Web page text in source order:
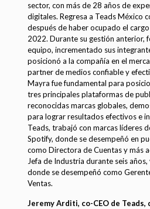
sector, con más de 28 años de
digitales. Regresa a Teads México
después de haber ocupado el
2022. Durante su gestión anterior,
equipo, incrementado sus
posicionó a la compañía en el
partner de medios confiable y
Mayra fue fundamental para
tres principales plataformas de
reconocidas marcas globales,
para lograr resultados efectivos e
Teads, trabajó con marcas líderes
Spotify, donde se desempeñó en
como Directora de Cuentas y más
Jefa de Industria durante seis
donde se desempeñó como
Ventas.
Jeremy Arditi, co-CEO de Teads,